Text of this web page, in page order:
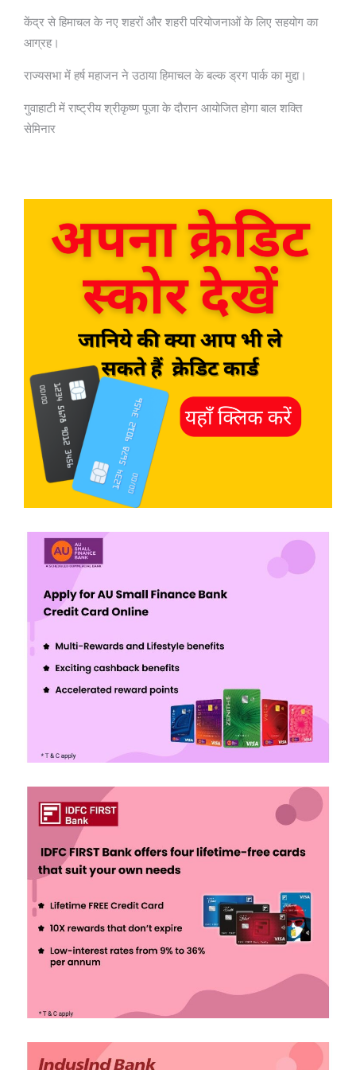
केंद्र से हिमाचल के नए शहरों और शहरी परियोजनाओं के लिए सहयोग का
आग्रह।
राज्यसभा में हर्ष महाजन ने उठाया हिमाचल के बल्क ड्रग पार्क का मुद्दा।
गुवाहाटी में राष्ट्रीय श्रीकृष्ण पूजा के दौरान आयोजित होगा बाल शक्ति
सेमिनार